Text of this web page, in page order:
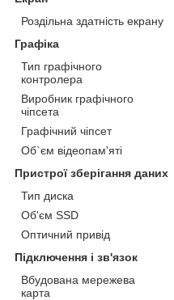
Роздільна здатність екрану
Графіка
Тип графічного
контролера
Виробник графічного
чіпсета
Графічний чіпсет
Об`єм відеопам'яті
Пристрої зберігання даних
Тип диска
Об'єм SSD
Оптичний привід
Підключення і зв'язок
Вбудована мережева
карта